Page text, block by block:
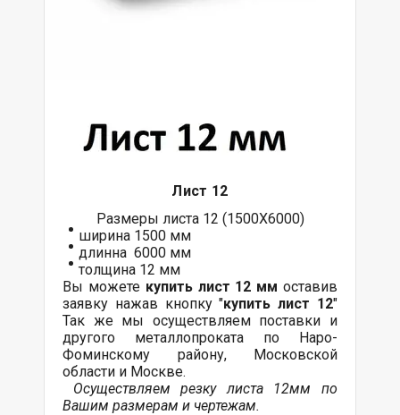
Лист 12
Размеры листа 12 (1500Х6000)
ширина 1500 мм
длинна 6000 мм
толщина 12 мм
Вы можете купить лист 12 мм оставив
заявку нажав кнопку "купить лист 12"
Так же мы осуществляем поставки и
другого металлопроката по Наро-
Фоминскому району, Московской
области и Москве.
Осуществляем резку листа 12мм по
Вашим размерам и чертежам.